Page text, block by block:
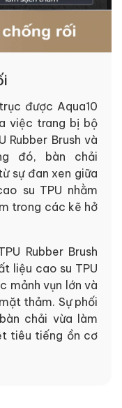
được Aqua10
việc trang bị bộ
Rubber Brush và
đó, bàn chải
sự đan xen giữa
su TPU nhằm
trong các kẽ hở
Rubber Brush
liệu cao su TPU
mảnh vụn lớn và
thảm. Sự phối
chải vừa làm
tiêu tiếng ồn cơ